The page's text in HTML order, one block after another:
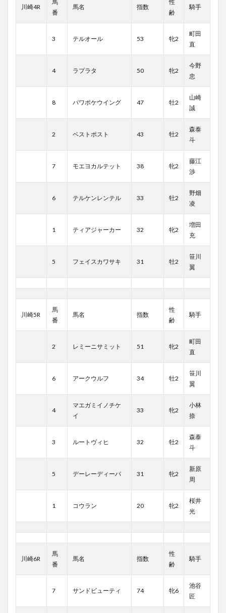
川崎4R
馬
番
馬名 指数
性
齢
騎手
3 テルオール 53 牝2
町田
直
4 ラプラタ 50 牝2
今野
忠
8 パワポケウイング 47 牡2
山崎
誠
2 ベストポスト 43 牡2
森泰
斗
7 モエヨカルテット 38 牝2
藤江
渉
6 テルケンレンテル 33 牡2
野畑
凌
1 ティアジャーカー 32 牝2
増田
充
5 フェイスカワサキ 31 牡2
笹川
翼
川崎5R
馬
番
馬名 指数
性
齢
騎手
2 レミーニサミット 51 牝2
町田
直
6 アークウルフ 34 牡2
笹川
翼
4
マエガミイノチケ
イ
33 牝2
小林
捺
3 ルートヴィヒ 32 牡2
森泰
斗
5 デーレーディーバ 31 牝2
新原
周
1 コウラン 20 牝2
桜井
光
川崎6R
馬
番
馬名 指数
性
齢
騎手
7 サンドビューティ 74 牝6
池谷
匠